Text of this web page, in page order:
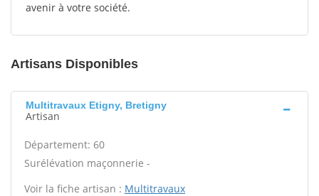
avenir à votre société.
Artisans Disponibles
Multitravaux Etigny, Bretigny
Artisan
Département: 60
Surélévation maçonnerie -
Voir la fiche artisan : Multitravaux